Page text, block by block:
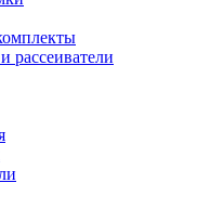
рассеиватели